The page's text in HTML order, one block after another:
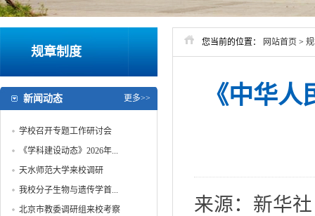
规章制度
更多>>
新闻动态
学校召开专题工作研讨会
《学科建设动态》2026年...
天水师范大学来校调研
我校分子生物与遗传学首...
北京市教委调研组来校考察
您当前的位置： 网站首页 >
《中华
来源：新华社